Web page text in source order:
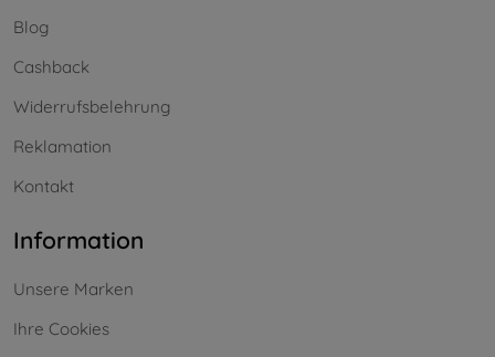
Blog
Cashback
Widerrufsbelehrung
Reklamation
Kontakt
Information
Unsere Marken
Ihre Cookies